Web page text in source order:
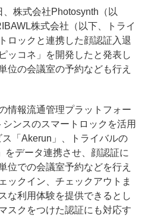
株式会社Photosynth（以
株式会社（以下、トライ
ロックと連携した顔認証入退
ッコネ」を開発したと発表し
位の会議室の予約なども行え
情報流通管理プラットフォー
ンスのスマートロックを活用
「Akerun」、トライバルの
をデータ連携させ、顔認証に
位での会議室予約などを行え
ックイン、チェックアウトま
な利用体験を提供できるとし
スクをつけた認証にも対応す